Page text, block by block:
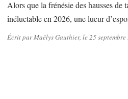
Alors que la frénésie des hausses de
inéluctable en 2026, une lueur
Écrit par Maëlys Gauthier, le 25 septembre